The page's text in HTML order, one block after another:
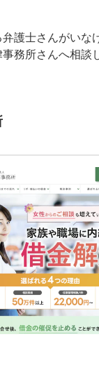
護士さんがいな
務所さんへ相談